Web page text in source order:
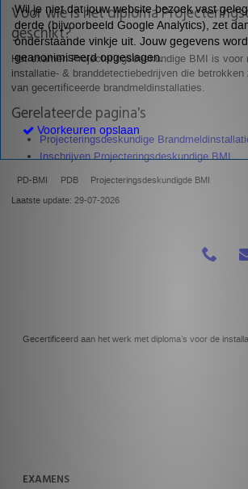
Voor wie is het diploma
geschikt?
Het examen Projecteringsdeskundige BMI is voor
installatie- & branddetectiebedrijven die
van gecertificeerde brandmeldinstallaties.
Gerelateerde pagina's
Projecteringsdeskundige
Inschrijven Projecteringsdeskundige BMI
PD-BMI PDB
Projecteringsdeskundigde BMI
Laatste update: 29-07-2026
Gecertificeerd aan het werk met diploma’s voor de
EXAMENS
Wil je niet dat jouw website bezoek vast
derde (bijvoorbeeld Google Analytics), zet
onderstaande vinkje uit. Jouw gegevens
geanonimiseerd opgeslagen.
Voorkeuren opslaan